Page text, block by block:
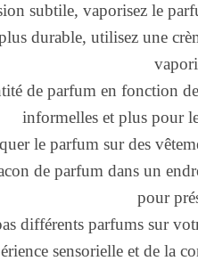
subtile, vaporisez le
durable, utilisez une
de parfum en fonction
informelles et plus pour
le parfum sur des
de parfum dans un
pour
différents parfums sur
sensorielle et de la